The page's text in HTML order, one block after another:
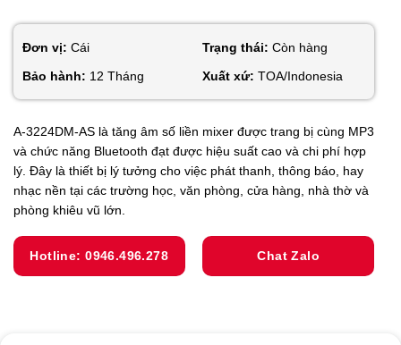
Đơn vị: Cái Trạng thái: Còn hàng
Bảo hành: 12 Tháng Xuất xứ: TOA/Indonesia
A-3224DM-AS là tăng âm số liền mixer được trang bị cùng MP3
và chức năng Bluetooth đạt được hiệu suất cao và chi phí hợp
lý. Đây là thiết bị lý tưởng cho việc phát thanh, thông báo, hay
nhạc nền tại các trường học, văn phòng, cửa hàng, nhà thờ và
phòng khiêu vũ lớn.
Hotline: 0946.496.278 Chat Zalo